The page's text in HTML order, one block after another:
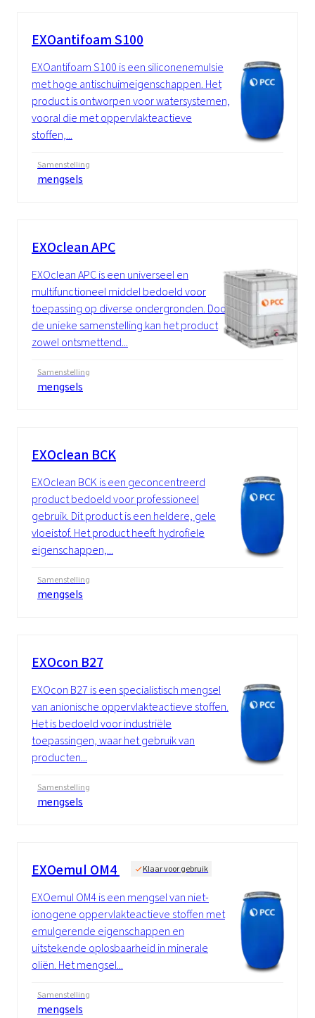
EXOantifoam S100
EXOantifoam S100 is een siliconenemulsie
met hoge antischuimeigenschappen. Het
product is ontworpen voor watersystemen,
vooral die met oppervlakteactieve
stoffen,...
Samenstelling
mengsels
EXOclean APC
EXOclean APC is een universeel en
multifunctioneel middel bedoeld voor
toepassing op diverse ondergronden. Door
de unieke samenstelling kan het product
zowel ontsmettend...
Samenstelling
mengsels
EXOclean BCK
EXOclean BCK is een geconcentreerd
product bedoeld voor professioneel
gebruik. Dit product is een heldere, gele
vloeistof. Het product heeft hydrofiele
eigenschappen,...
Samenstelling
mengsels
EXOcon B27
EXOcon B27 is een specialistisch mengsel
van anionische oppervlakteactieve stoffen.
Het is bedoeld voor industriële
toepassingen, waar het gebruik van
producten...
Samenstelling
mengsels
EXOemul OM4 Klaar voor gebruik
EXOemul OM4 is een mengsel van niet-
ionogene oppervlakteactieve stoffen met
emulgerende eigenschappen en
uitstekende oplosbaarheid in minerale
oliën. Het mengsel...
Samenstelling
mengsels